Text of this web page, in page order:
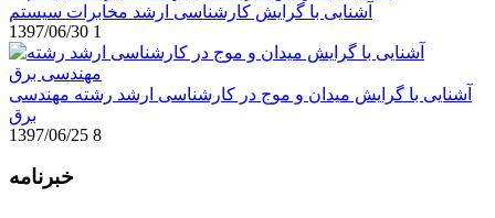
آشنایی با گرایش کارشناسی ارشد مخابرات سیستم
1397/06/30 1
آشنایی با گرایش میدان و موج در کارشناسی ارشد رشته مهندسی
برق
1397/06/25 8
خبرنامه